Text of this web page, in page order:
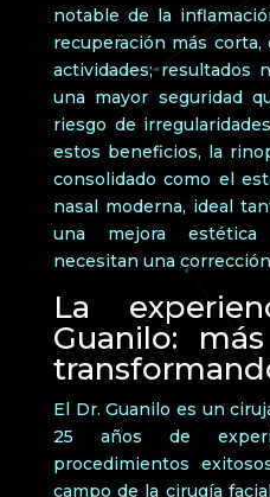
notable de la
recuperación más
actividades; resultados
una mayor seguridad
riesgo de
estos beneficios, la
consolidado como el
nasal moderna, ideal
una mejora
necesitan una
La
Guanilo:
El Dr. Guanilo es un
25 años de
procedimientos
campo de la cirugía